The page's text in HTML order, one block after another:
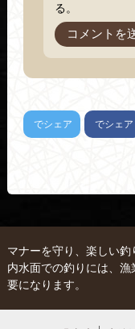
る。
でシェア でシェア
マナーを守り、楽しい釣
内水面での釣りには、
要になります。